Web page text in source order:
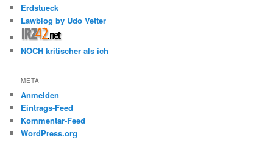
Erdstueck
Lawblog by Udo Vetter
NOCH kritischer als ich
META
Anmelden
Eintrags-Feed
Kommentar-Feed
WordPress.org